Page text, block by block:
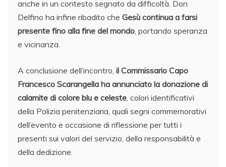
anche in un contesto segnato da difficoltà. Don
Delfino ha infine ribadito che Gesù continua a farsi
presente fino alla fine del mondo, portando speranza
e vicinanza.
A conclusione dell’incontro, il Commissario Capo
Francesco Scarangella ha annunciato la donazione di
calamite di colore blu e celeste, colori identificativi
della Polizia penitenziaria, quali segni commemorativi
dell’evento e occasione di riflessione per tutti i
presenti sui valori del servizio, della responsabilità e
della dedizione.